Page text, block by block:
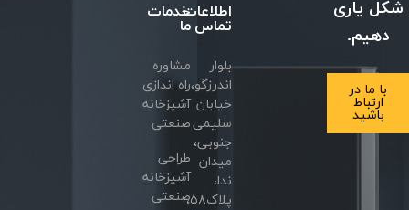
شکل یاری
دهیم.
با ما در
ارتباط
باشید
اطلاعات
تماس
بلوار
اندرزگو،
خیابان
سلیمی
جنوبی،
میدان
ندا،
پلاک۵۸،
خدمات
ما
مشاوره
راه اندازی
آشپزخانه
صنعتی
طراحی
آشپزخانه
صنعتی